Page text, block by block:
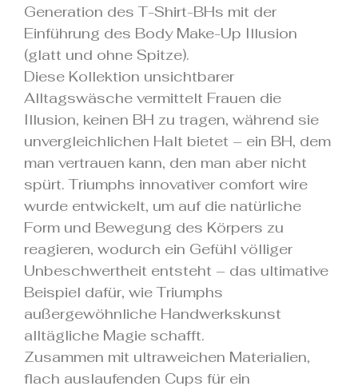
Generation des T-Shirt-BHs mit der
Einführung des Body Make-Up Illusion
(glatt und ohne Spitze).
Diese Kollektion unsichtbarer
Alltagswäsche vermittelt Frauen die
Illusion, keinen BH zu tragen, während sie
unvergleichlichen Halt bietet – ein BH, dem
man vertrauen kann, den man aber nicht
spürt. Triumphs innovativer comfort wire
wurde entwickelt, um auf die natürliche
Form und Bewegung des Körpers zu
reagieren, wodurch ein Gefühl völliger
Unbeschwertheit entsteht – das ultimative
Beispiel dafür, wie Triumphs
außergewöhnliche Handwerkskunst
alltägliche Magie schafft.
Zusammen mit ultraweichen Materialien,
flach auslaufenden Cups für ein